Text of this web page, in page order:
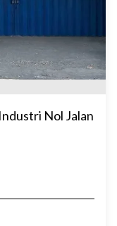
Nol Jalan